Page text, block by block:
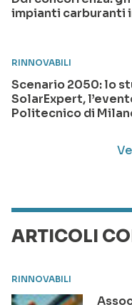
impianti carburanti
RINNOVABILI
Scenario 2050: lo
SolarExpert,
Politecnico di
ARTICOLI
RINNOVABILI